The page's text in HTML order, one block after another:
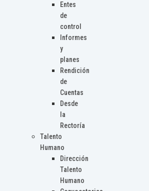
Entes
de
control
Informes
y
planes
Rendición
de
Cuentas
Desde
la
Rectoría
Talento
Humano
Dirección
Talento
Humano